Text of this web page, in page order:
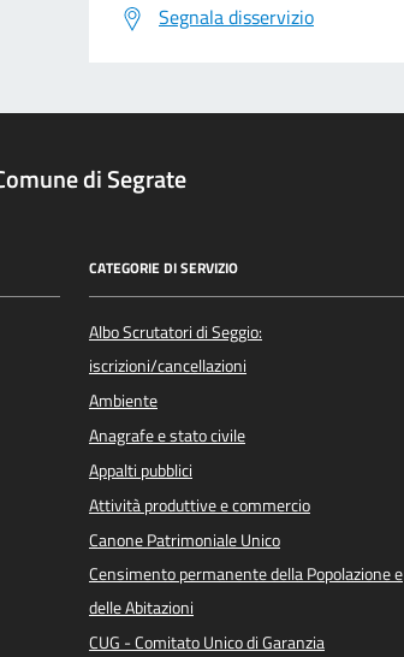
Segnala disservizio
di Segrate
CATEGORIE DI SERVIZIO
Albo Scrutatori di Seggio:
iscrizioni/cancellazioni
Ambiente
Anagrafe e stato civile
Appalti pubblici
Attività produttive e commercio
Canone Patrimoniale Unico
Censimento permanente della Popolazione e
delle Abitazioni
CUG - Comitato Unico di Garanzia